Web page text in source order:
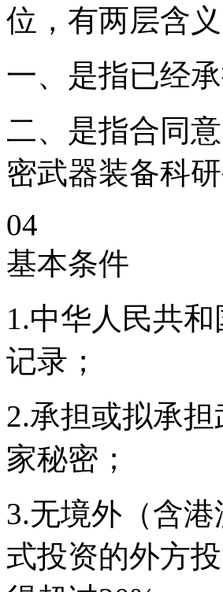
位，有两层含义
一、是指已经
二、是指合同
密武器装备科
04
基本条件
1.中华人民共
记录；
2.承担或拟承
家秘密；
3.无境外（含
式投资的外方